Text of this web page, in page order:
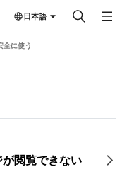
日本語
全に使う
閲覧できない